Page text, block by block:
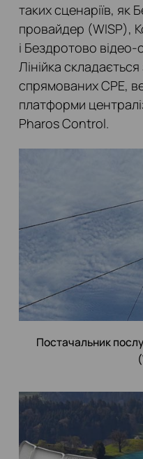
таких сценаріїв, як
провайдер (WISP),
і Бездротово
Лінійка
спрямованих CPE,
платформи
Pharos Control.
Постачальник